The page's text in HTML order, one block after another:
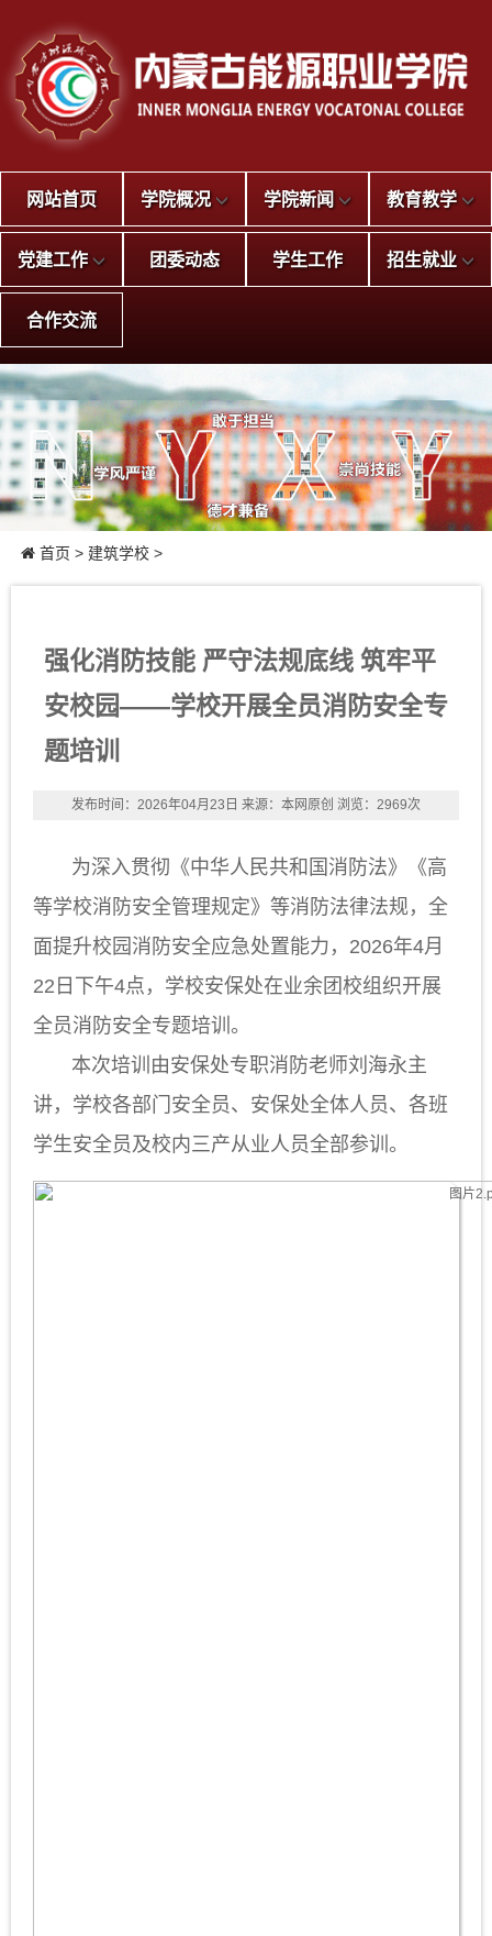
网站首页 学院概况 学院新闻 教育教学
党建工作 团委动态 学生工作 招生就业
合作交流
首页 > 建筑学校 >
强化消防技能 严守法规底线 筑牢平
安校园——学校开展全员消防安全专
题培训
发布时间：2026年04月23日 来源：本网原创 浏览：2969次
为深入贯彻《中华人民共和国消防法》《高
等学校消防安全管理规定》等消防法律法规，全
面提升校园消防安全应急处置能力，2026年4月
22日下午4点，学校安保处在业余团校组织开展
全员消防安全专题培训。
本次培训由安保处专职消防老师刘海永主
讲，学校各部门安全员、安保处全体人员、各班
学生安全员及校内三产从业人员全部参训。